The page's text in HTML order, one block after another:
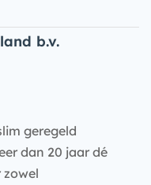
b.v.
geregeld
dan 20 jaar dé
zowel